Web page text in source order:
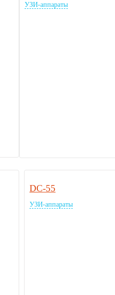
УЗИ-аппараты
DC-55
УЗИ-аппараты